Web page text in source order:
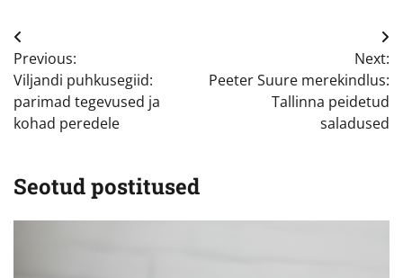
Navigeerimine
Previous:
Viljandi puhkusegiid:
parimad tegevused ja
kohad peredele
Next:
Peeter Suure merekindlus:
Tallinna peidetud
saladused
Seotud postitused